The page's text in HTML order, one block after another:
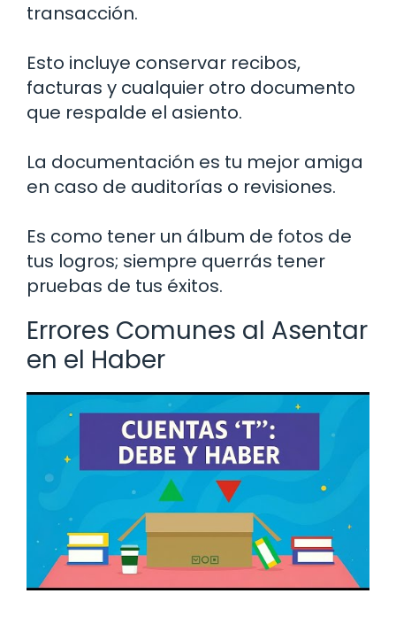
transacción.
Esto incluye conservar recibos,
facturas y cualquier otro documento
que respalde el asiento.
La documentación es tu mejor amiga
en caso de auditorías o revisiones.
Es como tener un álbum de fotos de
tus logros; siempre querrás tener
pruebas de tus éxitos.
Errores Comunes al Asentar
en el Haber